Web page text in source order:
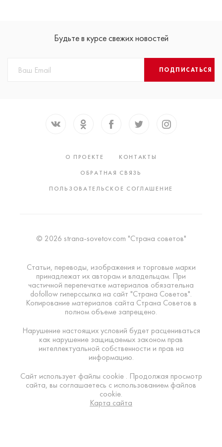
Будьте в курсе свежих новостей
ПОДПИСАТЬСЯ
О ПРОЕКТЕ
КОНТАКТЫ
ОБРАТНАЯ СВЯЗЬ
ПОЛЬЗОВАТЕЛЬСКОЕ СОГЛАШЕНИЕ
© 2026 strana-sovetov.com "Страна советов"
Статьи, переводы, изображения и торговые марки
принадлежат их авторам и владельцам. При
частичной перепечатке материалов обязательна
dofollow гиперссылка на сайт "Страна Советов".
Копирование материалов сайта Страна Советов в
полном объеме запрещено.
Нарушение настоящих условий будет расцениваться
как нарушение защищаемых законом прав
интеллектуальной собственности и прав на
информацию.
Сайт использует файлы cookie . Продолжая просмотр
сайта, вы соглашаетесь с использованием файлов
cookie.
Карта сайта